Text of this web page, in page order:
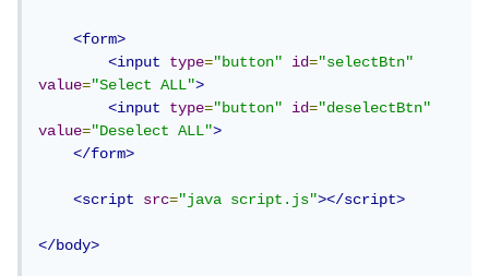
<form>
<input
type="button" id="selectBtn"
value="Select ALL">
<input
type="button" id="deselectBtn"
value="Deselect ALL">
</form>
<script src="java script.js"></script>
</body>